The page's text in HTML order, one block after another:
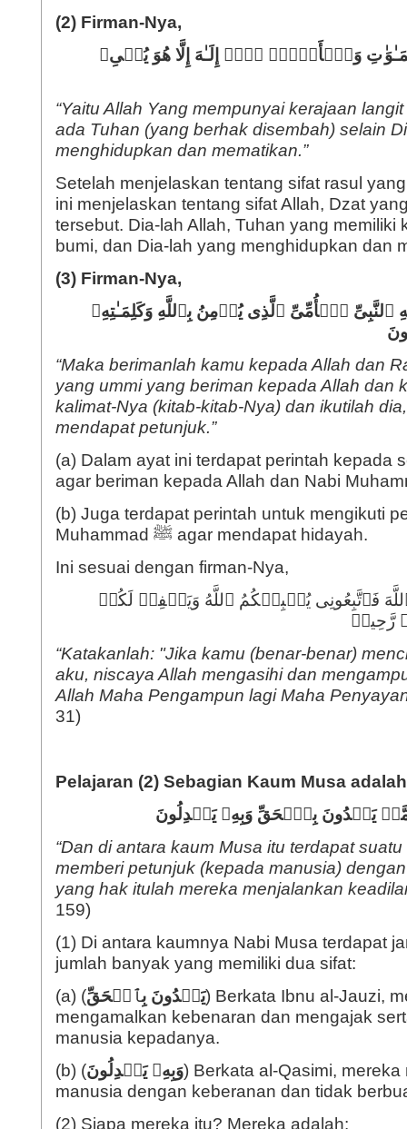
(2) Firman-Nya,
تِ وَٱلۡأَرۡضِۖ لَاۤ إِلَـٰهَ إِلَّا هُوَ یُحۡیِۦ
“Yaitu Allah Yang mempunyai kerajaan
ada Tuhan (yang berhak disembah) selain
menghidupkan dan mematikan.”
Setelah menjelaskan tentang sifat rasul
ini menjelaskan tentang sifat Allah, Dzat
tersebut. Dia-lah Allah, Tuhan yang memiliki
bumi, dan Dia-lah yang menghidupkan dan
(3) Firman-Nya,
ٱلنَّبِیِّ ٱلۡأُمِّیِّ ٱلَّذِی یُؤۡمِنُ بِٱللَّهِ وَكَلِمَـٰتِهِۦ
“Maka berimanlah kamu kepada Allah dan
yang ummi yang beriman kepada Allah dan
kalimat-Nya (kitab-kitab-Nya) dan ikutilah
mendapat petunjuk.”
(a) Dalam ayat ini terdapat perintah kepada
(b) Juga terdapat perintah untuk mengikuti
Muhammad ﷺ agar mendapat hidayah.
Ini sesuai dengan firman-Nya,
فَٱتَّبِعُونِی یُحۡبِبۡكُمُ ٱللَّهُ وَیَغۡفِرۡ لَكُمۡ
رَّحِیمࣱ
“Katakanlah: "Jika kamu (benar-benar)
aku, niscaya Allah mengasihi dan
Allah Maha Pengampun lagi Maha
31)
Pelajaran (2) Sebagian Kaum Musa
یَهۡدُونَ بِٱلۡحَقِّ وَبِهِۦ یَعۡدِلُونَ
“Dan di antara kaum Musa itu terdapat
memberi petunjuk (kepada manusia)
yang hak itulah mereka menjalankan
159)
(1) Di antara kaumnya Nabi Musa terdapat
jumlah banyak yang memiliki dua sifat:
(a) (یَهۡدُونَ بِٱلۡحَقِّ) Berkata Ibnu al-Jauzi,
mengamalkan kebenaran dan mengajak
manusia kepadanya.
(b) (وَبِهِۦ یَعۡدِلُونَ) Berkata al-Qasimi,
manusia dengan keberanan dan tidak
(2) Siapa mereka itu? Mereka adalah: